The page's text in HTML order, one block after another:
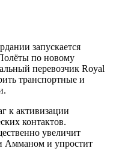
запускается
по новому
перевозчик Royal
транспортные и
к активизации
контактов.
увеличит
Амманом и упростит